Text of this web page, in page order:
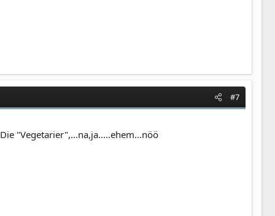
#7
Die "Vegetarier",...na,ja.....ehem...nöö